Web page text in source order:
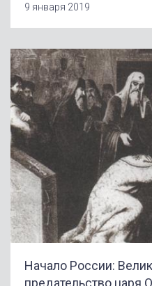
9 января 2019
Начало России:
предательство царя